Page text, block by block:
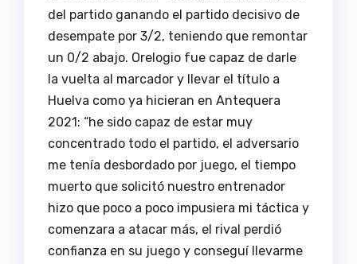
del partido ganando el partido decisivo de
desempate por 3/2, teniendo que remontar
un 0/2 abajo. Orelogio fue capaz de darle
la vuelta al marcador y llevar el título a
Huelva como ya hicieran en Antequera
2021: “he sido capaz de estar muy
concentrado todo el partido, el adversario
me tenía desbordado por juego, el tiempo
muerto que solicitó nuestro entrenador
hizo que poco a poco impusiera mi táctica y
comenzara a atacar más, el rival perdió
confianza en su juego y conseguí llevarme